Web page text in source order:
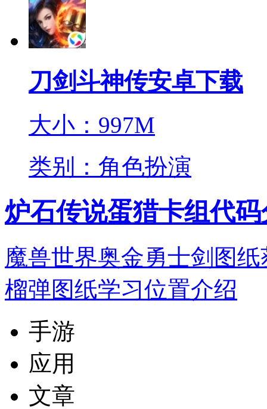
刀剑斗神传安卓下载
大小：997M
类别：角色扮演
炉石传说蛋猎卡组代码
魔兽世界奥金勇士剑图
榴弹图纸学习位置介绍
手游
应用
文章